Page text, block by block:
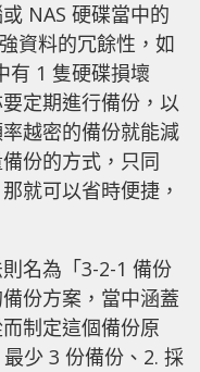
NAS 硬碟當中的
資料的冗餘性，如
有 1 隻硬碟損壞
定期進行備份，以
越密的備份就能減
份的方式，只同
就可以省時便捷，
名為「3-2-1 備份
份方案，當中涵蓋
制定這個備份原
少 3 份備份、2. 採